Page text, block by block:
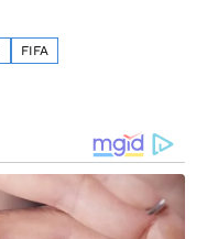
FIFA